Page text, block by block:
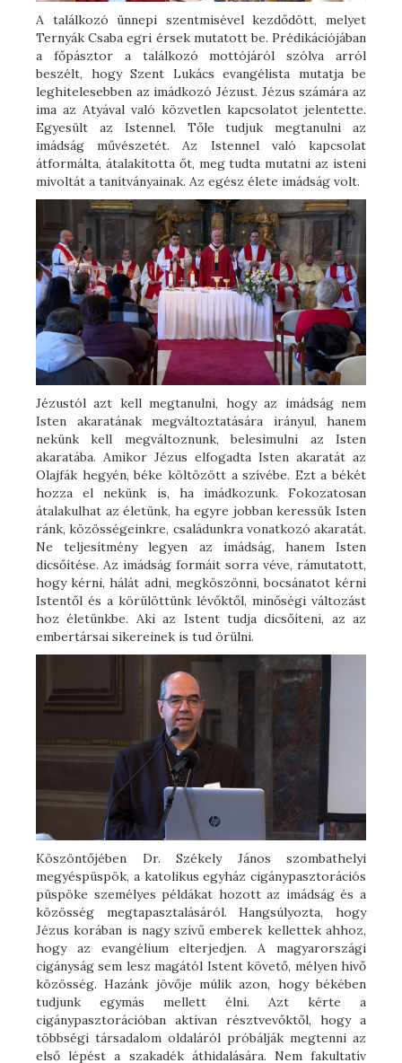
A találkozó ünnepi szentmisével kezdődött, melyet
Ternyák Csaba egri érsek mutatott be. Prédikációjában
a főpásztor a találkozó mottójáról szólva arról
beszélt, hogy Szent Lukács evangélista mutatja be
leghitelesebben az imádkozó Jézust. Jézus számára az
ima az Atyával való közvetlen kapcsolatot jelentette.
Egyesült az Istennel. Tőle tudjuk megtanulni az
imádság művészetét. Az Istennel való kapcsolat
átformálta, átalakította őt, meg tudta mutatni az isteni
mivoltát a tanítványainak. Az egész élete imádság volt.
Jézustól azt kell megtanulni, hogy az imádság nem
Isten akaratának megváltoztatására irányul, hanem
nekünk kell megváltoznunk, belesimulni az Isten
akaratába. Amikor Jézus elfogadta Isten akaratát az
Olajfák hegyén, béke költözött a szívébe. Ezt a békét
hozza el nekünk is, ha imádkozunk. Fokozatosan
átalakulhat az életünk, ha egyre jobban keressük Isten
ránk, közösségeinkre, családunkra vonatkozó akaratát.
Ne teljesítmény legyen az imádság, hanem Isten
dicsőítése. Az imádság formáit sorra véve, rámutatott,
hogy kérni, hálát adni, megköszönni, bocsánatot kérni
Istentől és a körülöttünk lévőktől, minőségi változást
hoz életünkbe. Aki az Istent tudja dicsőíteni, az az
embertársai sikereinek is tud örülni.
Köszöntőjében Dr. Székely János szombathelyi
megyéspüspök, a katolikus egyház cigánypasztorációs
püspöke személyes példákat hozott az imádság és a
közösség megtapasztalásáról. Hangsúlyozta, hogy
Jézus korában is nagy szívű emberek kellettek ahhoz,
hogy az evangélium elterjedjen. A magyarországi
cigányság sem lesz magától Istent követő, mélyen hívő
közösség. Hazánk jövője múlik azon, hogy békében
tudjunk egymás mellett élni. Azt kérte a
cigánypasztorációban aktívan résztvevőktől, hogy a
többségi társadalom oldaláról próbálják megtenni az
első lépést a szakadék áthidalására. Nem fakultatív